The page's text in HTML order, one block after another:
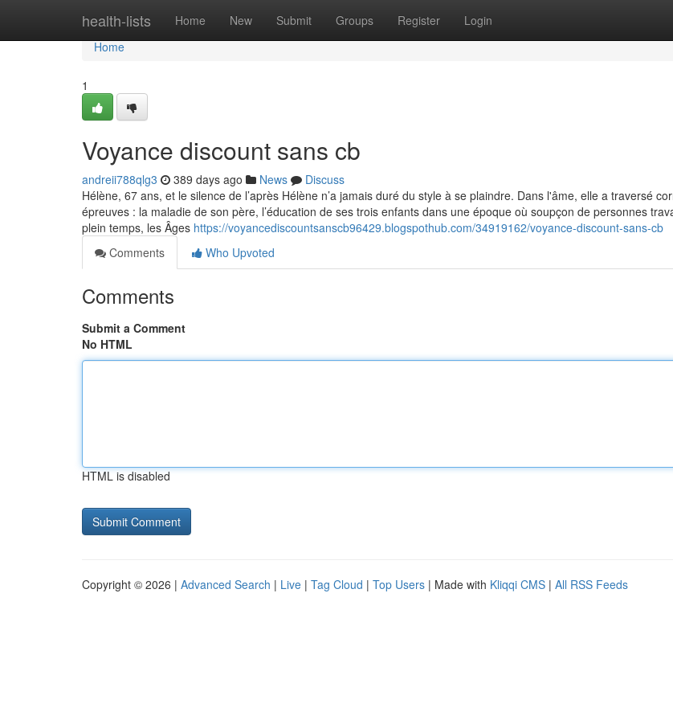
health-lists Home New Submit Groups Register Login
Home
Home
1
Voyance discount sans cb
andreii788qlg3 389 days ago News
Discuss
Hélène, 67 ans, et le silence de l’après Hélène n’a jamais duré du style à se plaindre. Dans l'âme, elle a traversé
épreuves : la maladie de son père, l’éducation de ses trois enfants dans une époque où soupçon de personnes
plein temps, les Âges https://voyancediscountsanscb96429.blogspothub.com/34919162/voyance-discount-sans-cb
Comments
Who Upvoted
Comments
Submit a Comment
No HTML
HTML is disabled
Copyright © 2026 | Advanced Search | Live | Tag Cloud | Top Users | Made with Kliqqi CMS | All RSS Feeds